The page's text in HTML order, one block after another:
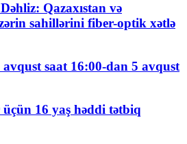
Qazaxıstan və
sahillərini fiber-optik xətlə
saat 16:00-dan 5 avqust
üçün 16 yaş həddi tətbiq